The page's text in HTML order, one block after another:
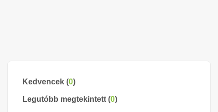
Kedvencek (0)
Legutóbb megtekintett (0)